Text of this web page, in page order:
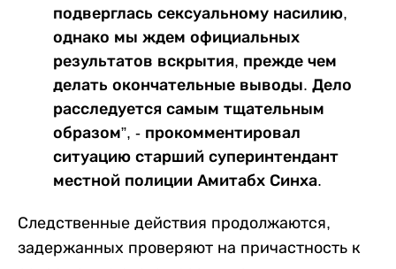
подверглась сексуальному насилию,
однако мы ждем официальных
результатов вскрытия, прежде чем
делать окончательные выводы. Дело
расследуется самым тщательным
образом”, - прокомментировал
ситуацию старший суперинтендант
местной полиции Амитабх Синха.
Следственные действия продолжаются,
задержанных проверяют на причастность к